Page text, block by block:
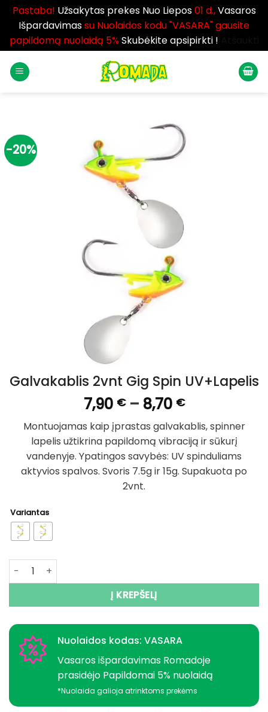
Pastaba! Užsakytas prekes Nuo Liepos01 d.,Vasaros
Išpardavimassu Nuolaidos kodu "VASARA" gausite
papildomą nuolaidą 5%Skubėkite apsipirkti !
-20%
Galvakablis 2vnt Gig Spin UV+Lapelis
7,90 € – 8,70 €Price
range:
7,90 €
through
8,70 €
Montuojamas kaip įprastas galvakablis, spinner
lapelis užtikrina papildomą vibraciją ir sūkurį
vandenyje. Ypatingos savybės: UV spinduliams
aktyvios spalvos. Svoris 7.5g ir 15g. Supakuota po
2vnt.
Variantas
produkto kiekis: Galvakablis 2vnt Gig Spin UV+Lapelis
Į KREPŠELĮ
Nuolaidos kodas: VASARA
Vasaros išpardavimas Romadoje
prasidėjo Papildomai 5% nuolaidą
*Nuolaida galioja atrinktoms prekėms